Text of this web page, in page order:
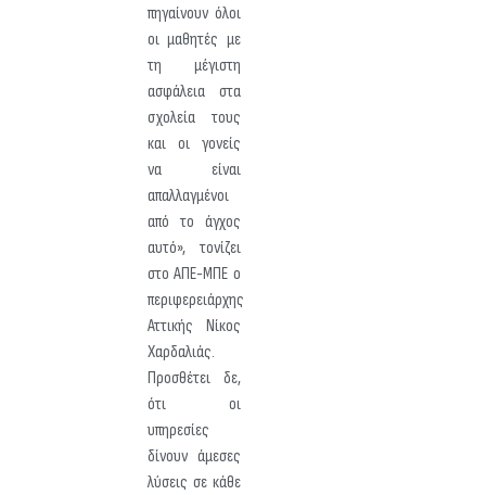
πηγαίνουν όλοι
οι μαθητές με
τη μέγιστη
ασφάλεια στα
σχολεία τους
και οι γονείς
να είναι
απαλλαγμένοι
από το άγχος
αυτό», τονίζει
στο ΑΠΕ-ΜΠΕ ο
περιφερειάρχης
Αττικής Νίκος
Χαρδαλιάς.
Προσθέτει δε,
ότι οι
υπηρεσίες
δίνουν άμεσες
λύσεις σε κάθε